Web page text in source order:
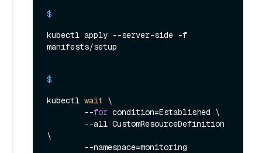
$
kubectl apply --server-side -f
manifests/setup
$
kubectl wait \
        --
for condition=Established \
\
        --namespace=monitoring